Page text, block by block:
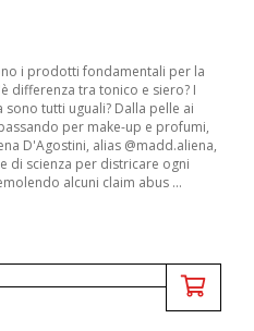
i prodotti fondamentali per la
differenza tra tonico e siero? I
sono tutti uguali? Dalla pelle ai
per make-up e profumi,
D'Agostini, alias @madd.aliena,
di scienza per districare ogni
alcuni claim abus ...